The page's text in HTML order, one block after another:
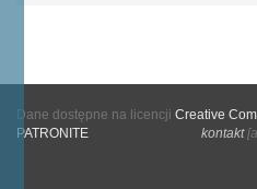
Dane dostępne na licencji Creative
PATRONITE
kontakt